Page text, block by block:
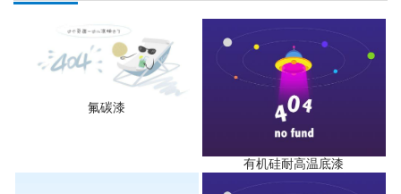
氟碳漆
有机硅耐高温底漆